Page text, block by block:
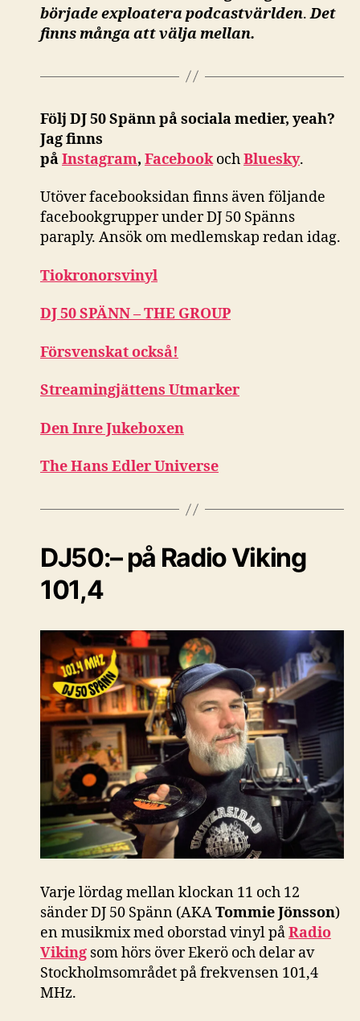
började exploatera podcastvärlden.Det
finns många att välja mellan.
Följ DJ 50 Spänn på sociala medier, yeah?
Jag finns
påInstagram, FacebookochBluesky.
Utöver facebooksidan finns även följande
facebookgrupper under DJ 50 Spänns
paraply. Ansök om medlemskap redan idag.
Tiokronorsvinyl
DJ 50 SPÄNN – THE GROUP
Försvenskat också!
Streamingjättens Utmarker
Den Inre Jukeboxen
The Hans Edler Universe
DJ50:– på Radio Viking
101,4
Varje lördag mellan klockan 11 och 12
sänder DJ 50 Spänn (AKATommie Jönsson)
en musikmix med oborstad vinyl påRadio
Viking som hörs över Ekerö och delar av
Stockholmsområdet på frekvensen 101,4
MHz.